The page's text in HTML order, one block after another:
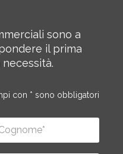
sono a
il prima
con * sono obbligatori